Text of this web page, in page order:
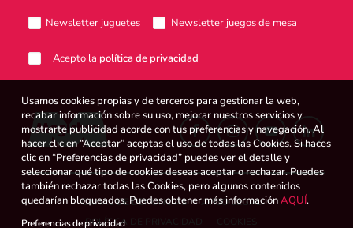
Newsletter juguetes Newsletter juegos de mesa
Acepto la política de privacidad
CANAL DE DENUNCIAS
AVISO LEGAL
POLÍTICA DE PRIVACIDAD
Usamos cookies propias y de terceros para gestionar la web,
recabar información sobre su uso, mejorar nuestros servicios y
mostrarte publicidad acorde con tus preferencias y navegación. Al
hacer clic en “Aceptar” aceptas el uso de todas las Cookies. Si haces
clic en “Preferencias de privacidad” puedes ver el detalle y
seleccionar qué tipo de cookies deseas aceptar o rechazar. Puedes
también rechazar todas las Cookies, pero algunos contenidos
quedarían bloqueados. Puedes obtener más informaciónAQUÍ.
Preferencias de privacidad